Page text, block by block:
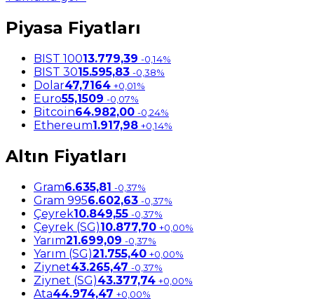
Piyasa Fiyatları
BIST 10013.779,39 -0,14%
BIST 3015.595,83 -0,38%
Dolar47,7164 +0,01%
Euro55,1509 -0,07%
Bitcoin64.982,00 -0,24%
Ethereum1.917,98 +0,14%
Altın Fiyatları
Gram6.635,81 -0,37%
Gram 9956.602,63 -0,37%
Çeyrek10.849,55 -0,37%
Çeyrek (SG)10.877,70 +0,00%
Yarım21.699,09 -0,37%
Yarım (SG)21.755,40 +0,00%
Ziynet43.265,47 -0,37%
Ziynet (SG)43.377,74 +0,00%
Ata44.974,47 +0,00%